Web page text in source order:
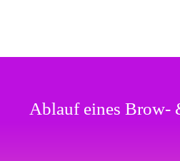
Ablauf eines Brow-